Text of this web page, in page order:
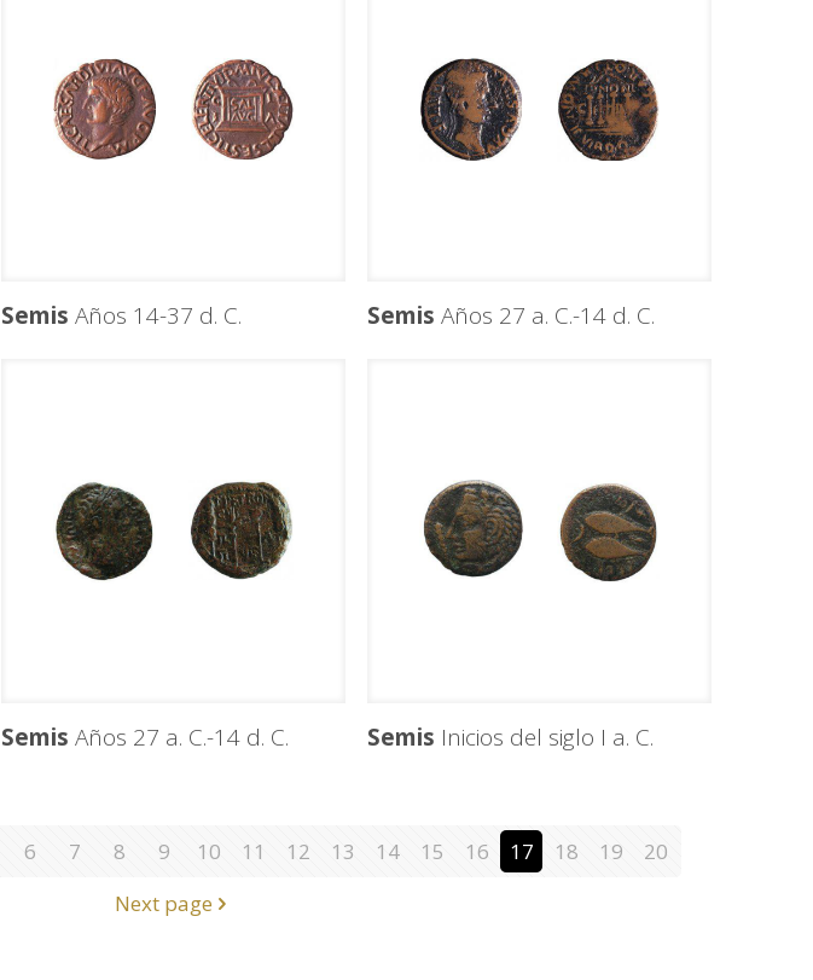
Semis Años 14-37 d. C. Semis Años 27 a. C.-14 d. C.
Semis Años 27 a. C.-14 d. C. Semis Inicios del siglo I a. C.
6 7 8 9 10 11 12 13 14 15 16 17 18 19
20
Next page